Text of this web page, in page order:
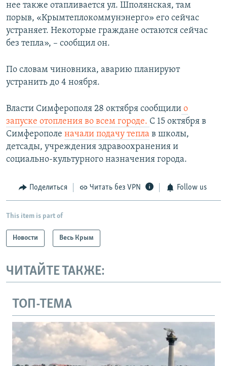
нее также отапливается ул. Шполянская, там
порыв, «Крымтеплокоммунэнерго» его сейчас
устраняет. Некоторые граждане остаются сейчас
без тепла», – сообщил он.
По словам чиновника, аварию планируют
устранить до 4 ноября.
Власти Симферополя 28 октября сообщили о
запуске отопления во всем городе. С 15 октября в
Симферополе начали подачу тепла в школы,
детсады, учреждения здравоохранения и
социально-культурного назначения города.
Поделиться Читать без VPN Follow us
This item is part of
Новости Весь Крым
ЧИТАЙТЕ ТАКЖЕ:
ТОП-ТЕМА